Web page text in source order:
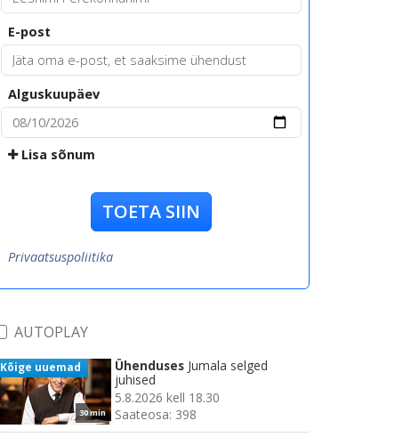
E-post
Alguskuupäev
Lisa sõnum
TOETA SIIN
Privaatsuspoliitika
AUTOPLAY
30 min
Kõige uuemad Ühenduses Jumala selged
juhised
5.8.2026 kell 18.30
Saateosa: 398